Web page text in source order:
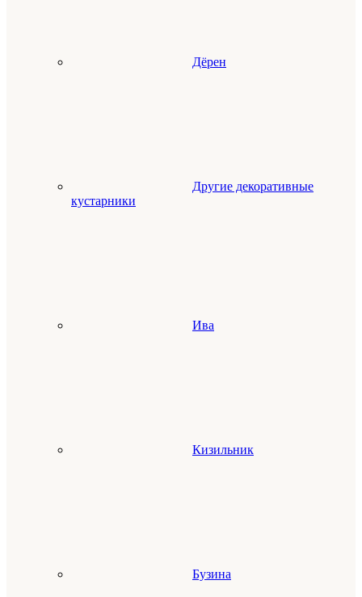
Дёрен
Другие декоративные
кустарники
Ива
Кизильник
Бузина